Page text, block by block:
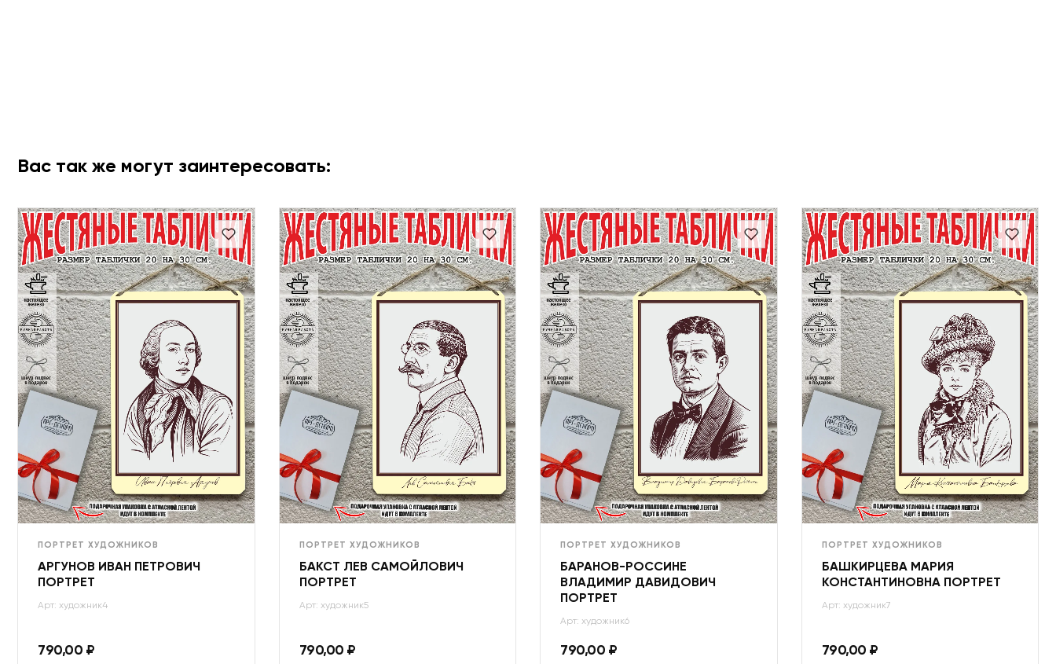
Вас так же могут заинтересовать:
ПОРТРЕТ ХУДОЖНИКОВ
АРГУНОВ ИВАН ПЕТРОВИЧ
ПОРТРЕТ
Арт: художник4
790,00 ₽
ПОРТРЕТ ХУДОЖНИКОВ
БАКСТ ЛЕВ САМОЙЛОВИЧ
ПОРТРЕТ
Арт: художник5
790,00 ₽
ПОРТРЕТ ХУДОЖНИКОВ
БАРАНОВ-РОССИНЕ
ВЛАДИМИР ДАВИДОВИЧ
ПОРТРЕТ
Арт: художник6
790,00 ₽
ПОРТРЕТ ХУДОЖНИКОВ
БАШКИРЦЕВА МАРИЯ
КОНСТАНТИНОВНА ПОРТРЕТ
Арт: художник7
790,00 ₽